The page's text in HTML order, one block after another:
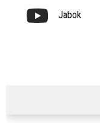
Jabok